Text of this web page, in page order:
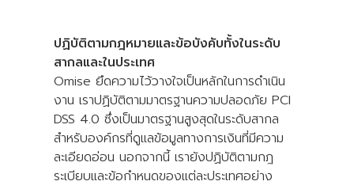
ปฏิบัติตามกฎหมายและข้อบังคับทั้งในระดับ
สากลและในประเทศ
Omise ยึดความไว้วางใจเป็นหลักในการดำเนิน
งาน เราปฏิบัติตามมาตรฐานความปลอดภัย PCI
DSS 4.0 ซึ่งเป็นมาตรฐานสูงสุดในระดับสากล
สำหรับองค์กรที่ดูแลข้อมูลทางการเงินที่มีความ
ละเอียดอ่อน นอกจากนี้ เรายังปฏิบัติตามกฎ
ระเบียบและข้อกำหนดของแต่ละประเทศอย่าง